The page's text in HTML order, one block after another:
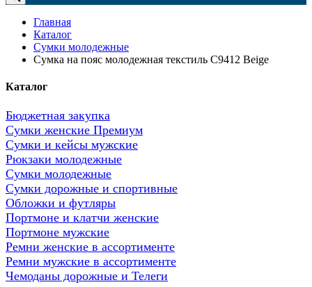
Главная
Каталог
Сумки молодежные
Сумка на пояс молодежная текстиль C9412 Beige
Каталог
Бюджетная закупка
Сумки женские Премиум
Сумки и кейсы мужские
Рюкзаки молодежные
Сумки молодежные
Сумки дорожные и спортивные
Обложки и футляры
Портмоне и клатчи женские
Портмоне мужские
Ремни женские в ассортименте
Ремни мужские в ассортименте
Чемоданы дорожные и Телеги